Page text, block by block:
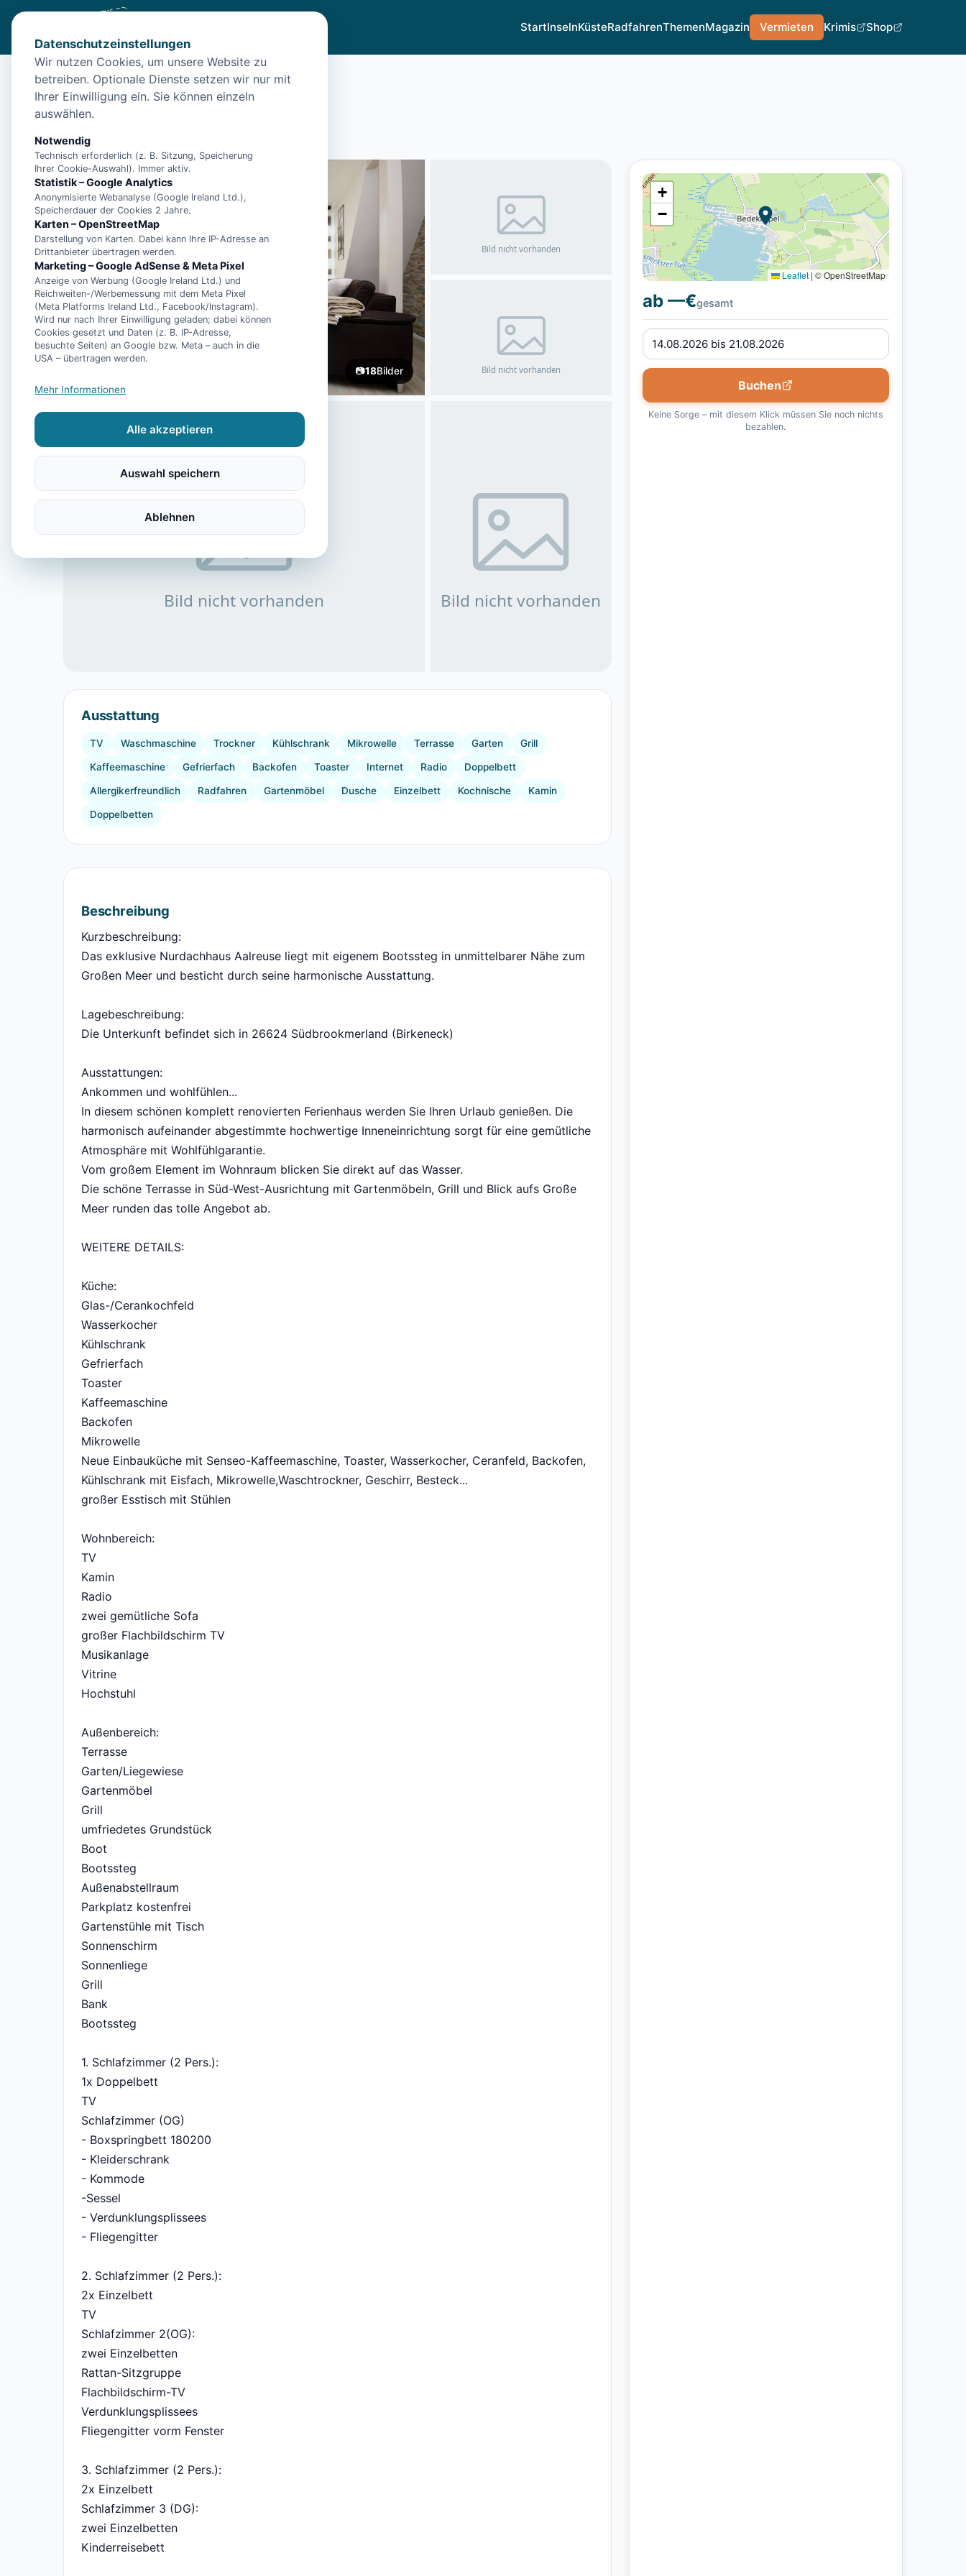
StartInselnKüsteRadfahrenThemenMagazin Vermieten Krimis Shop
Start Unterkünfte Bedekaspel/Aalreuse
Aalreuse
26624 Bedekaspel
📷18Bilder
Ausstattung
TV Waschmaschine Trockner Kühlschrank Mikrowelle Terrasse Garten Grill
Kaffeemaschine Gefrierfach Backofen Toaster Internet Radio Doppelbett
Allergikerfreundlich Radfahren Gartenmöbel Dusche Einzelbett Kochnische Kamin
Doppelbetten
Beschreibung
Kurzbeschreibung:
Das exklusive Nurdachhaus Aalreuse liegt mit eigenem Bootssteg in unmittelbarer Nähe zum
Großen Meer und besticht durch seine harmonische Ausstattung.
Lagebeschreibung:
Die Unterkunft befindet sich in 26624 Südbrookmerland (Birkeneck)
Ausstattungen:
Ankommen und wohlfühlen...
In diesem schönen komplett renovierten Ferienhaus werden Sie Ihren Urlaub genießen. Die
harmonisch aufeinander abgestimmte hochwertige Inneneinrichtung sorgt für eine gemütliche
Atmosphäre mit Wohlfühlgarantie.
Vom großem Element im Wohnraum blicken Sie direkt auf das Wasser.
Die schöne Terrasse in Süd-West-Ausrichtung mit Gartenmöbeln, Grill und Blick aufs Große
Meer runden das tolle Angebot ab.
WEITERE DETAILS:
Küche:
Glas-/Cerankochfeld
Wasserkocher
Kühlschrank
Gefrierfach
Toaster
Kaffeemaschine
Backofen
Mikrowelle
Neue Einbauküche mit Senseo-Kaffeemaschine, Toaster, Wasserkocher, Ceranfeld, Backofen,
Kühlschrank mit Eisfach, Mikrowelle,Waschtrockner, Geschirr, Besteck...
großer Esstisch mit Stühlen
Wohnbereich:
TV
Kamin
Radio
zwei gemütliche Sofa
großer Flachbildschirm TV
Musikanlage
Vitrine
Hochstuhl
Außenbereich:
Terrasse
Garten/Liegewiese
Gartenmöbel
Grill
umfriedetes Grundstück
Boot
Bootssteg
Außenabstellraum
Parkplatz kostenfrei
Gartenstühle mit Tisch
Sonnenschirm
Sonnenliege
Grill
Bank
Bootssteg
1. Schlafzimmer (2 Pers.):
1x Doppelbett
TV
Schlafzimmer (OG)
- Boxspringbett 180200
- Kleiderschrank
- Kommode
-Sessel
- Verdunklungsplissees
- Fliegengitter
2. Schlafzimmer (2 Pers.):
2x Einzelbett
TV
Schlafzimmer 2(OG):
zwei Einzelbetten
Rattan-Sitzgruppe
Flachbildschirm-TV
Verdunklungsplissees
Fliegengitter vorm Fenster
3. Schlafzimmer (2 Pers.):
2x Einzelbett
Schlafzimmer 3 (DG):
zwei Einzelbetten
Kinderreisebett
+
−
Leaflet | © OpenStreetMap
ab —€gesamt
Buchen
Keine Sorge – mit diesem Klick müssen Sie noch nichts
bezahlen.
Datenschutzeinstellungen
Wir nutzen Cookies, um unsere Website zu
betreiben. Optionale Dienste setzen wir nur mit
Ihrer Einwilligung ein. Sie können einzeln
auswählen.
Notwendig
Technisch erforderlich (z. B. Sitzung, Speicherung
Ihrer Cookie-Auswahl). Immer aktiv.
Statistik – Google Analytics
Anonymisierte Webanalyse (Google Ireland Ltd.),
Speicherdauer der Cookies 2 Jahre.
Karten – OpenStreetMap
Darstellung von Karten. Dabei kann Ihre IP-Adresse an
Drittanbieter übertragen werden.
Marketing – Google AdSense & Meta Pixel
Anzeige von Werbung (Google Ireland Ltd.) und
Reichweiten-/Werbemessung mit dem Meta Pixel
(Meta Platforms Ireland Ltd., Facebook/Instagram).
Wird nur nach Ihrer Einwilligung geladen; dabei können
Cookies gesetzt und Daten (z. B. IP-Adresse,
besuchte Seiten) an Google bzw. Meta – auch in die
USA – übertragen werden.
Mehr Informationen
Alle akzeptieren
Auswahl speichern
Ablehnen